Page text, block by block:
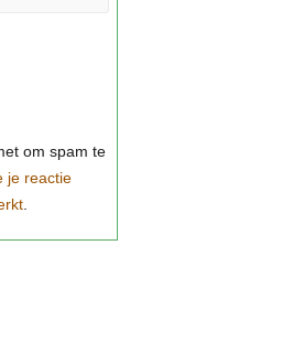
je reactie